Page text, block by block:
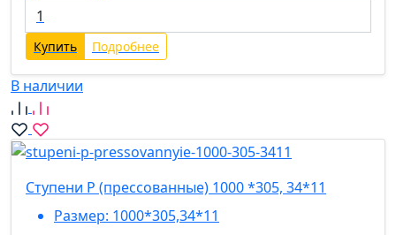
Купить Подробнее
В наличии
Ступени P (прессованные) 1000 *305, 34*11
Размер: 1000*305,34*11